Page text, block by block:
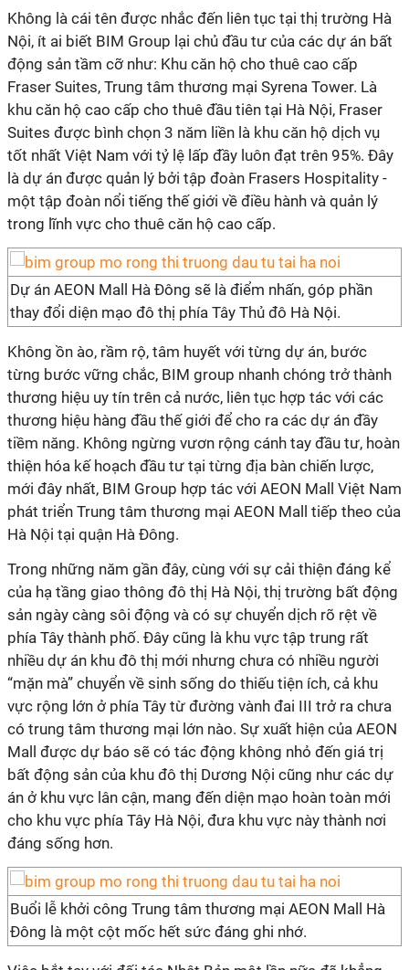
Không là cái tên được nhắc đến liên tục tại thị trường Hà
Nội, ít ai biết BIM Group lại chủ đầu tư của các dự án bất
động sản tầm cỡ như: Khu căn hộ cho thuê cao cấp
Fraser Suites, Trung tâm thương mại Syrena Tower. Là
khu căn hộ cao cấp cho thuê đầu tiên tại Hà Nội, Fraser
Suites được bình chọn 3 năm liền là khu căn hộ dịch vụ
tốt nhất Việt Nam với tỷ lệ lấp đầy luôn đạt trên 95%. Đây
là dự án được quản lý bởi tập đoàn Frasers Hospitality -
một tập đoàn nổi tiếng thế giới về điều hành và quản lý
trong lĩnh vực cho thuê căn hộ cao cấp.
Dự án AEON Mall Hà Đông sẽ là điểm nhấn, góp phần
thay đổi diện mạo đô thị phía Tây Thủ đô Hà Nội.
Không ồn ào, rầm rộ, tâm huyết với từng dự án, bước
từng bước vững chắc, BIM group nhanh chóng trở thành
thương hiệu uy tín trên cả nước, liên tục hợp tác với các
thương hiệu hàng đầu thế giới để cho ra các dự án đầy
tiềm năng. Không ngừng vươn rộng cánh tay đầu tư, hoàn
thiện hóa kế hoạch đầu tư tại từng địa bàn chiến lược,
mới đây nhất, BIM Group hợp tác với AEON Mall Việt Nam
phát triển Trung tâm thương mại AEON Mall tiếp theo của
Hà Nội tại quận Hà Đông.
Trong những năm gần đây, cùng với sự cải thiện đáng kể
của hạ tầng giao thông đô thị Hà Nội, thị trường bất động
sản ngày càng sôi động và có sự chuyển dịch rõ rệt về
phía Tây thành phố. Đây cũng là khu vực tập trung rất
nhiều dự án khu đô thị mới nhưng chưa có nhiều người
“mặn mà” chuyển về sinh sống do thiếu tiện ích, cả khu
vực rộng lớn ở phía Tây từ đường vành đai III trở ra chưa
có trung tâm thương mại lớn nào. Sự xuất hiện của AEON
Mall được dự báo sẽ có tác động không nhỏ đến giá trị
bất động sản của khu đô thị Dương Nội cũng như các dự
án ở khu vực lân cận, mang đến diện mạo hoàn toàn mới
cho khu vực phía Tây Hà Nội, đưa khu vực này thành nơi
đáng sống hơn.
Buổi lễ khởi công Trung tâm thương mại AEON Mall Hà
Đông là một cột mốc hết sức đáng ghi nhớ.